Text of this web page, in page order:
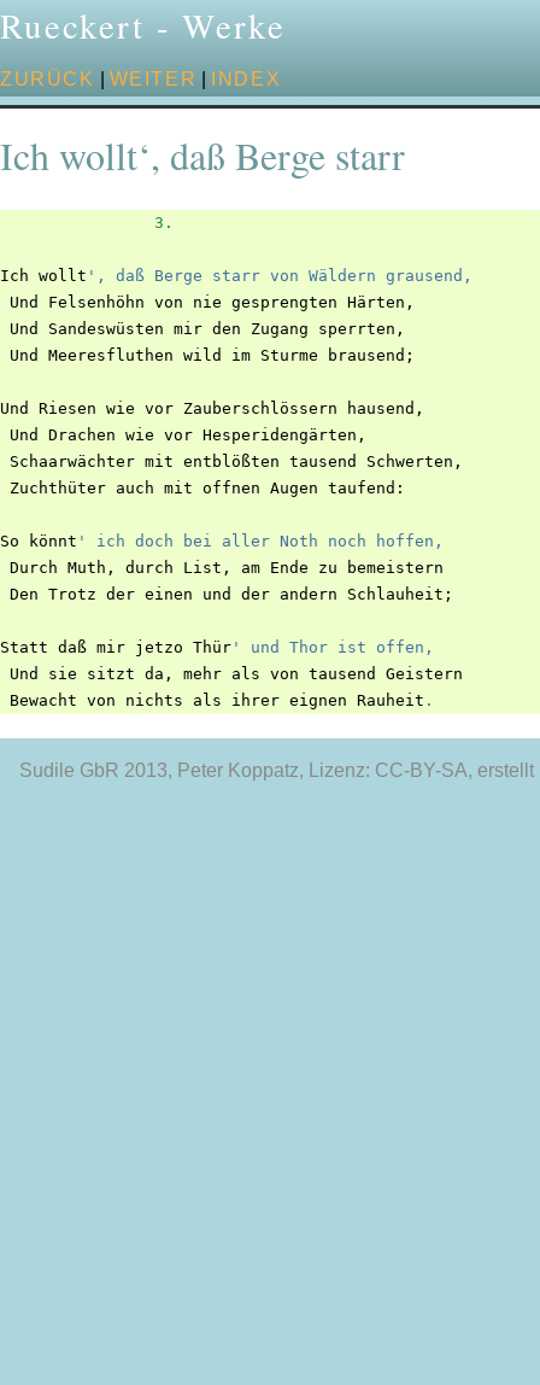
Rueckert - Werke
ZURÜCK WEITER INDEX
Ich wollt‘, daß Berge starr
3.
Ich wollt ', daß Berge starr von Wäldern grausend,
Und
Felsenhöhn von nie gesprengten Härten ,
Und
Sandeswüsten mir den Zugang sperrten ,
Und
Meeresfluthen wild im Sturme brausend ;
Und Riesen wie vor Zauberschlössern hausend ,
Und
Drachen wie vor Hesperidengärten ,
Schaarwächter mit entblößten tausend Schwerten ,
Zuchthüter auch mit offnen Augen taufend :
So könnt ' ich doch bei aller Noth noch hoffen,
Durch Muth , durch List , am Ende zu
bemeistern
Den Trotz der einen und der andern Schlauheit ;
Statt daß mir jetzo Thür ' und Thor ist offen,
Und
sie sitzt da , mehr als von tausend
Geistern
Bewacht von nichts als ihrer eignen Rauheit .
Sudile GbR 2013, Peter Koppatz, Lizenz: CC-BY-SA,